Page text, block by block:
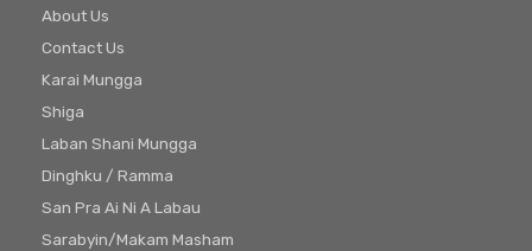
About Us
Contact Us
Karai Mungga
Shiga
Laban Shani Mungga
Dinghku / Ramma
San Pra Ai Ni A Labau
Sarabyin/Makam Masham